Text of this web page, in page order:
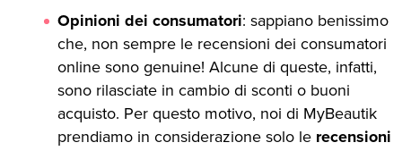
Opinioni dei consumatori: sappiano benissimo
che, non sempre le recensioni dei consumatori
online sono genuine! Alcune di queste, infatti,
sono rilasciate in cambio di sconti o buoni
acquisto. Per questo motivo, noi di MyBeautik
prendiamo in considerazione solo le recensioni